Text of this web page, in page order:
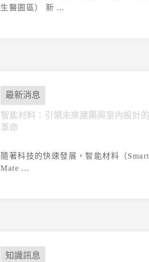
生醫園區） 新 ...
最新消息
智能材料：引領未來建築與室內設計的
革命
隨著科技的快速發展，智能材料（Smart
Mate ...
知識訊息